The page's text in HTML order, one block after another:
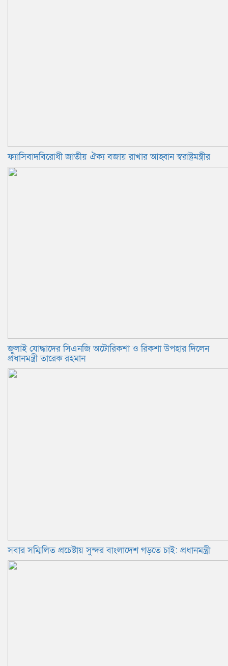
ফ্যাসিবাদবিরোধী জাতীয় ঐক্য বজায় রাখার আহ্বান স্বরাষ্ট্রমন্ত্রীর
জুলাই যোদ্ধাদের সিএনজি অটোরিকশা ও রিকশা উপহার দিলেন
প্রধানমন্ত্রী তারেক রহমান
সবার সম্মিলিত প্রচেষ্টায় সুন্দর বাংলাদেশ গড়তে চাই: প্রধানমন্ত্রী